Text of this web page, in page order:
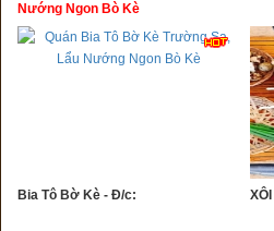
Nướng Ngon Bò Kè
Bia Tô Bờ Kè - Đ/c: